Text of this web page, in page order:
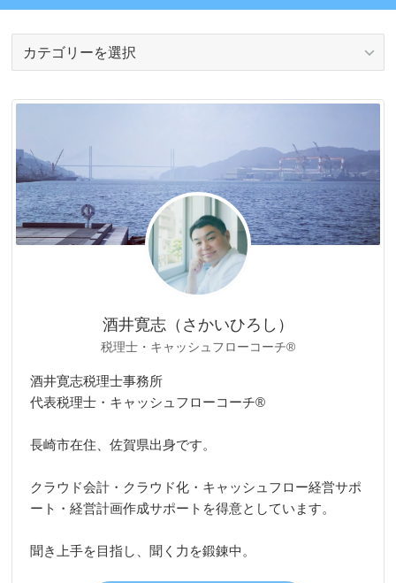
リ
酒井寛志（さかいひろし）
税理士・キャッシュフローコーチ®
酒井寛志税理士事務所
代表税理士・キャッシュフローコーチ®
長崎市在住、佐賀県出身です。
クラウド会計・クラウド化・キャッシュフロー経営サポ
ート・経営計画作成サポートを得意としています。
聞き上手を目指し、聞く力を鍛錬中。